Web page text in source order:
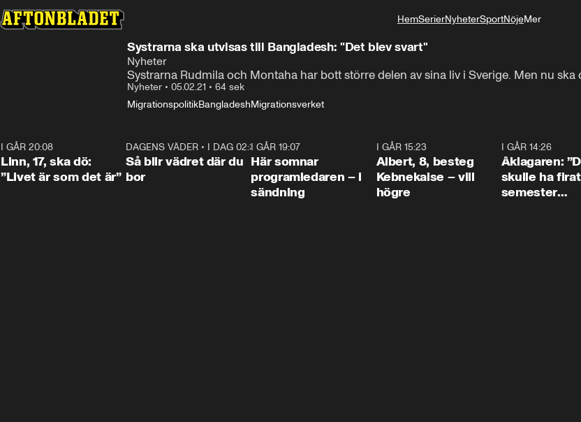
HemSerierNyheterSportNöjeMer
Systrarna ska utvisas till Bangladesh: "Det blev svart"
Nyheter
Systrarna Rudmila och Montaha har bott större delen av sina liv i Sverige. Men nu
Nyheter • 05.02.21 • 64 sek
MigrationspolitikBangladeshMigrationsverket
I GÅR 20:08
Linn, 17, ska dö:
”Livet är som det är”
1:06
DAGENS VÄDER • I DAG 02:30
Så blir vädret där du
bor
I GÅR 19:07
Här somnar
programledaren – i
sändning
I GÅR 15:23
Albert, 8, besteg
Kebnekaise – vill
högre
I GÅR 14:26
Åklagaren:
skulle ha firat
semester